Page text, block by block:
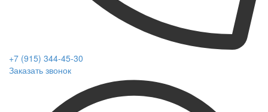
+7 (915) 344-45-30
Заказать звонок